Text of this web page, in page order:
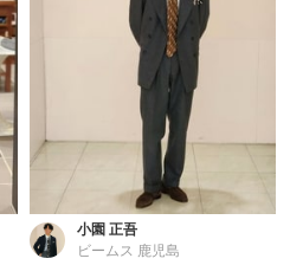
小園 正吾
ビームス 鹿児島